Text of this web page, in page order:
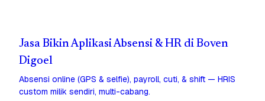
Jasa Bikin Aplikasi Absensi & HR di Boven
Digoel
Absensi online (GPS & selfie), payroll, cuti, & shift — HRIS
custom milik sendiri, multi-cabang.